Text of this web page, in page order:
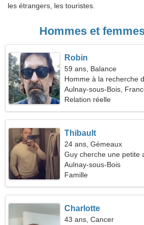
les étrangers, les touristes.
Hommes et
Robin
59 ans, Balance
Homme à la recherche
Aulnay-sous-Bois,
Relation réelle
Thibault
24 ans, Gémeaux
Guy cherche une petite
Aulnay-sous-Bois
Famille
Charlotte
43 ans, Cancer